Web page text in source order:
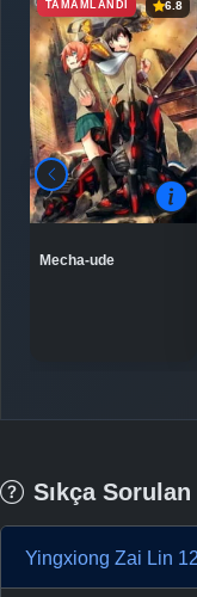
TAMAMLANDI 6.8
Mecha-ude
Sıkça
Yingxiong Zai Lin